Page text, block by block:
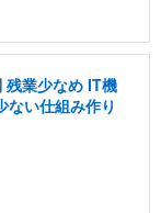
ア 疲れない テレ
度ロッキング機
跳ね上げ式アーム
ック)
DualSense 充電
中型犬用 26枚入
残業少なめ IT機
ない仕組み作り